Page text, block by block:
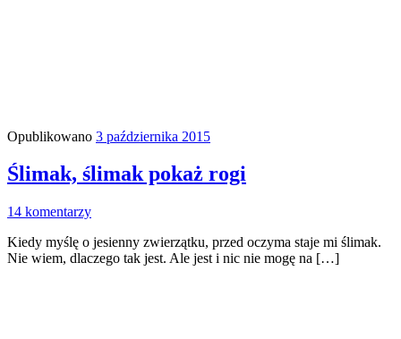
Opublikowano 3 października 2015
Ślimak, ślimak pokaż rogi
14 komentarzy
Kiedy myślę o jesienny zwierzątku, przed oczyma staje mi ślimak.
Nie wiem, dlaczego tak jest. Ale jest i nic nie mogę na […]